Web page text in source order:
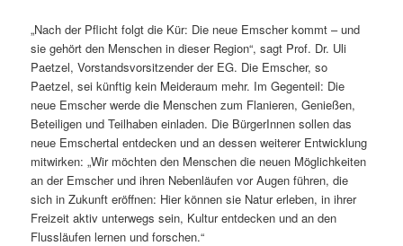
„Nach der Pflicht folgt die Kür: Die neue Emscher kommt – und
sie gehört den Menschen in dieser Region“, sagt Prof. Dr. Uli
Paetzel, Vorstandsvorsitzender der EG. Die Emscher, so
Paetzel, sei künftig kein Meideraum mehr. Im Gegenteil: Die
neue Emscher werde die Menschen zum Flanieren, Genießen,
Beteiligen und Teilhaben einladen. Die BürgerInnen sollen das
neue Emschertal entdecken und an dessen weiterer Entwicklung
mitwirken: „Wir möchten den Menschen die neuen Möglichkeiten
an der Emscher und ihren Nebenläufen vor Augen führen, die
sich in Zukunft eröffnen: Hier können sie Natur erleben, in ihrer
Freizeit aktiv unterwegs sein, Kultur entdecken und an den
Flussläufen lernen und forschen.“